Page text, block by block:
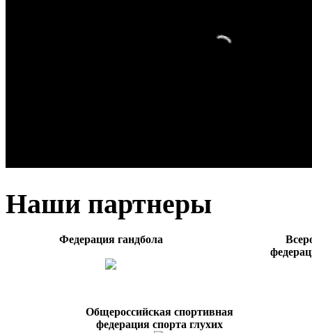
Наши партнеры
Федерация гандбола
Общероссийская спортивная
федерация спорта глухих